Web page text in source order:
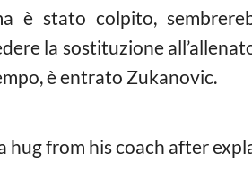
è stato colpito,
la sostituzione
è entrato Zukanovic.
hug from his coach after